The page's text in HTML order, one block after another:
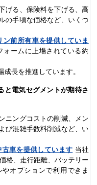
げる、保険料を下げる、高
の手頃な価格など、いくつ
前所有車を提供していま
ームに上場されている約
長を推進しています。
と電気セグメントが期待さ
ニングコストの削減、メン
び混雑手数料削減など、い
車を提供しています 当社
格、走行距離、バッテリー
オプションで利用できま